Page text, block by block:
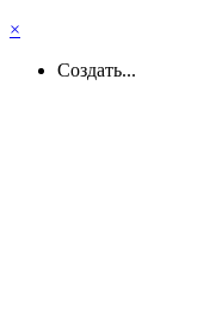
×
Создать...